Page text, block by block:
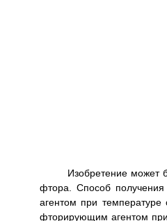
Изобретение может
фтора. Способ
агентом при
фторирующим агентом